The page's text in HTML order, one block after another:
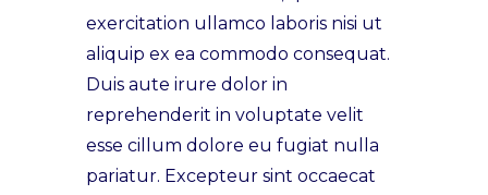
exercitation ullamco laboris nisi ut
aliquip ex ea commodo consequat.
Duis aute irure dolor in
reprehenderit in voluptate velit
esse cillum dolore eu fugiat nulla
pariatur. Excepteur sint occaecat